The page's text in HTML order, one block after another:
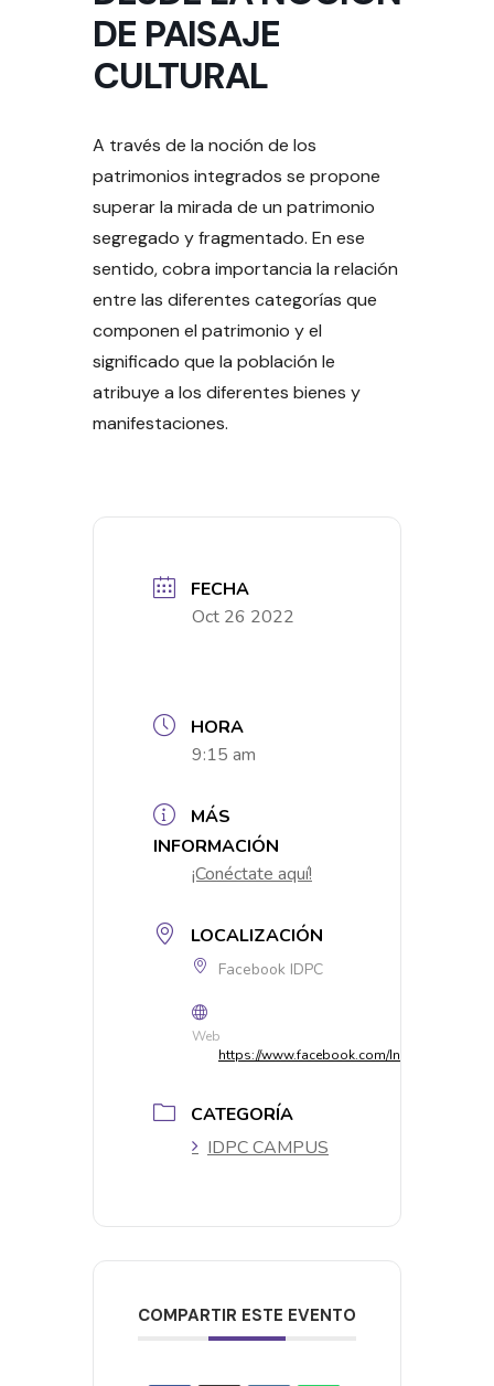
DE PAISAJE
CULTURAL
A través de la noción de los
patrimonios integrados se propone
superar la mirada de un patrimonio
segregado y fragmentado. En ese
sentido, cobra importancia la relación
entre las diferentes categorías que
componen el patrimonio y el
significado que la población le
atribuye a los diferentes bienes y
manifestaciones.
FECHA
Oct 26 2022
HORA
9:15 am
MÁS
INFORMACIÓN
¡Conéctate aquí!
LOCALIZACIÓN
Facebook IDPC
Web
https://www.facebook.com/
CATEGORÍA
IDPC CAMPUS
COMPARTIR ESTE EVENTO